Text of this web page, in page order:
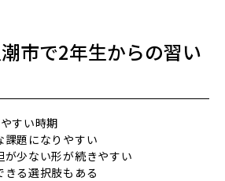
市で2年生からの習い
すい時期
題になりやすい
少ない形が続きやすい
る選択肢もある